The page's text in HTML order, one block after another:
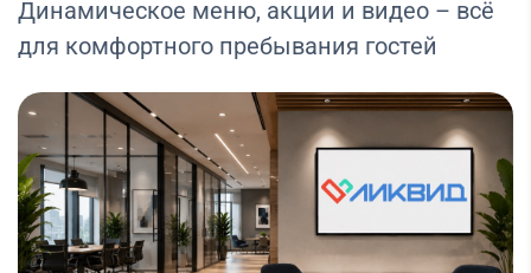
Динамическое меню, акции и видео – всё
для комфортного пребывания гостей